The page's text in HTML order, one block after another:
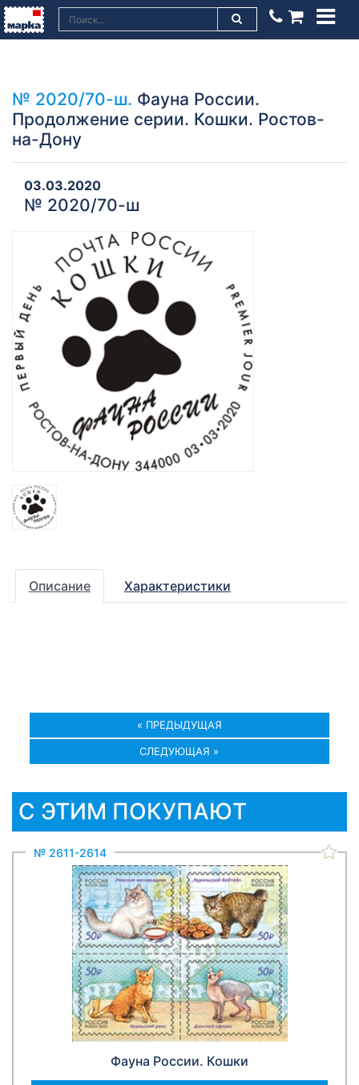
№ 2020/70-ш. Фауна России.
Продолжение серии. Кошки. Ростов-
на-Дону
03.03.2020
№ 2020/70-ш
Описание Характеристики
« ПРЕДЫДУЩАЯ
СЛЕДУЮЩАЯ »
С ЭТИМ ПОКУПАЮТ
№ 2611-2614
Фауна России. Кошки